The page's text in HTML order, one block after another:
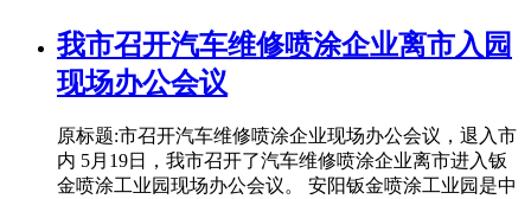
我市召开汽车维修喷涂企业离市入园
现场办公会议
原标题:市召开汽车维修喷涂企业现场办公会议，退入市
内 5月19日，我市召开了汽车维修喷涂企业离市进入钣
金喷涂工业园现场办公会议。 安阳钣金喷涂工业园是中